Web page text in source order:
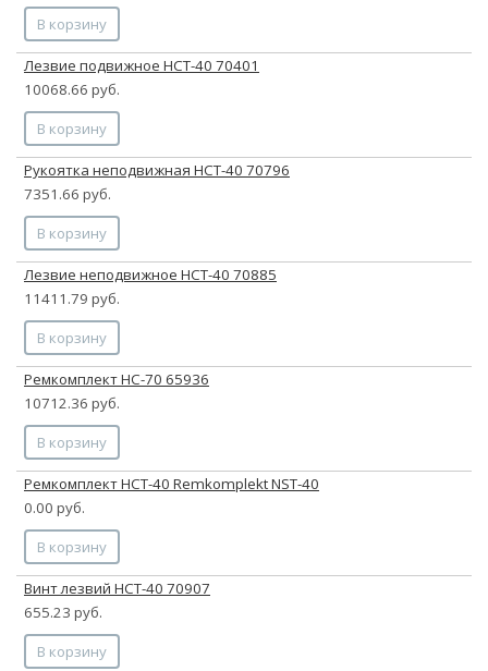
В корзину
Лезвие подвижное НСТ-40 70401
10068.66 руб.
В корзину
Рукоятка неподвижная НСТ-40 70796
7351.66 руб.
В корзину
Лезвие неподвижное НСТ-40 70885
11411.79 руб.
В корзину
Ремкомплект НС-70 65936
10712.36 руб.
В корзину
Ремкомплект НСТ-40 Remkomplekt NST-40
0.00 руб.
В корзину
Винт лезвий НСТ-40 70907
655.23 руб.
В корзину